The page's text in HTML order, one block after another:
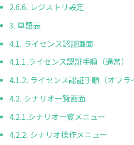
2.6.6. レジストリ設定
3. 単語表
4.1. ライセンス認証画面
4.1.1.ライセンス認証手順（通常）
4.1.2. ライセンス認証手順（オフラ
4.2. シナリオ一覧画面
4.2.1.シナリオ一覧メニュー
4.2.2. シナリオ操作メニュー